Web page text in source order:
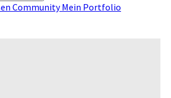
CommunityMein Portfolio